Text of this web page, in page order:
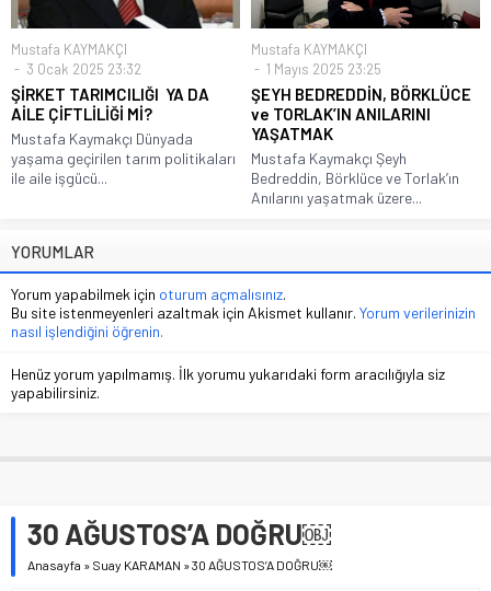
Mustafa KAYMAKÇI
3 Ocak 2025 23:32
ŞİRKET TARIMCILIĞI YA DA
AİLE ÇİFTLİLİĞİ Mİ?
Mustafa Kaymakçı Dünyada
yaşama geçirilen tarım politikaları
ile aile işgücü...
Mustafa KAYMAKÇI
1 Mayıs 2025 23:25
ŞEYH BEDREDDİN, BÖRKLÜCE
ve TORLAK’IN ANILARINI
YAŞATMAK
Mustafa Kaymakçı Şeyh
Bedreddin, Börklüce ve Torlak’ın
Anılarını yaşatmak üzere...
YORUMLAR
Yorum yapabilmek için oturum açmalısınız.
Bu site istenmeyenleri azaltmak için Akismet kullanır. Yorum verilerinizin
nasıl işlendiğini öğrenin.
Henüz yorum yapılmamış. İlk yorumu yukarıdaki form aracılığıyla siz
yapabilirsiniz.
30 AĞUSTOS’A DOĞRU￼
Anasayfa » Suay KARAMAN »30 AĞUSTOS’A DOĞRU￼